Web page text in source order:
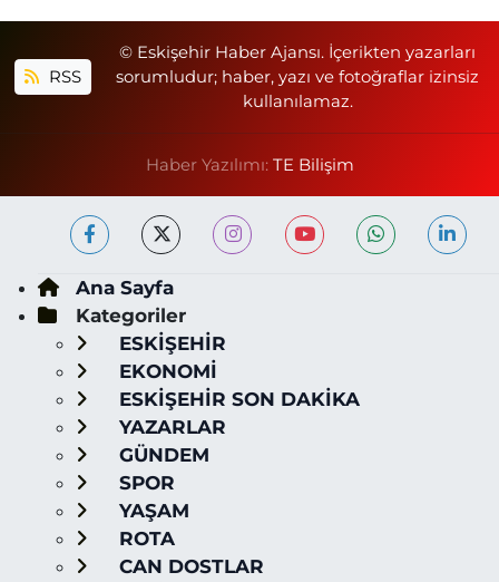
RSS
© Eskişehir Haber Ajansı. İçerikten yazarları
sorumludur; haber, yazı ve fotoğraflar izinsiz
kullanılamaz.
Haber Yazılımı: TE Bilişim
Ana Sayfa
Kategoriler
ESKİŞEHİR
EKONOMİ
ESKİŞEHİR SON DAKİKA
YAZARLAR
GÜNDEM
SPOR
YAŞAM
ROTA
CAN DOSTLAR